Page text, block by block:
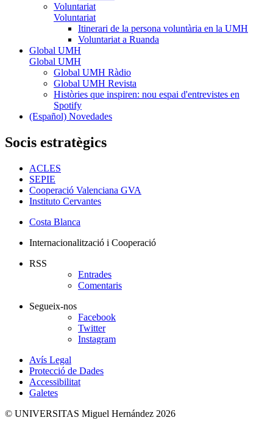
Voluntariat
Voluntariat
Itinerari de la persona voluntària en la UMH
Voluntariat a Ruanda
Global UMH
Global UMH
Global UMH Ràdio
Global UMH Revista
Històries que inspiren: nou espai d'entrevistes en
Spotify
(Español) Novedades
Socis estratègics
ACLES
SEPIE
Cooperació Valenciana GVA
Instituto Cervantes
Costa Blanca
Internacionalització i Cooperació
RSS
Entrades
Comentaris
Segueix-nos
Facebook
Twitter
Instagram
Avís Legal
Protecció de Dades
Accessibilitat
Galetes
© UNIVERSITAS Miguel Hernández 2026